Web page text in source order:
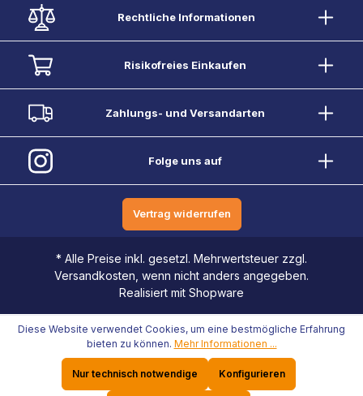
Rechtliche Informationen
Risikofreies Einkaufen
Zahlungs- und Versandarten
Folge uns auf
Vertrag widerrufen
* Alle Preise inkl. gesetzl. Mehrwertsteuer zzgl.
Versandkosten, wenn nicht anders angegeben.
Realisiert mit Shopware
Diese Website verwendet Cookies, um eine bestmögliche Erfahrung
bieten zu können. Mehr Informationen ...
Nur technisch notwendige Konfigurieren